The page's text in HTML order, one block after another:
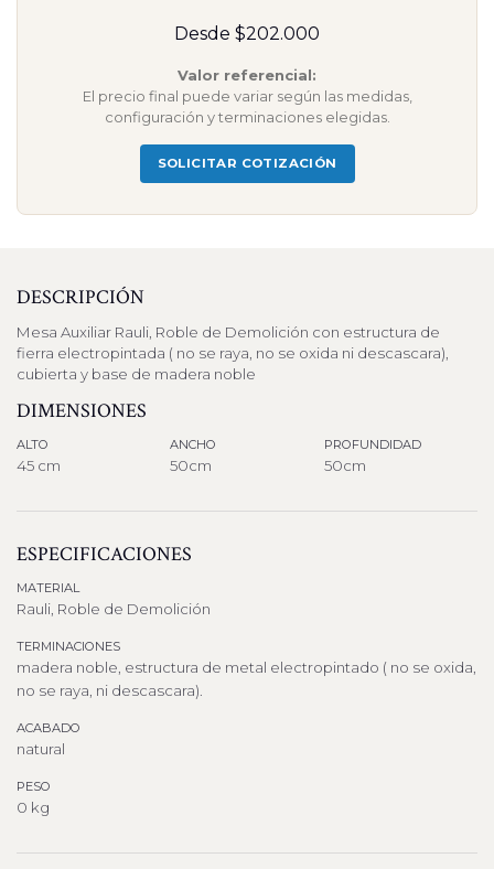
Desde $202.000
Valor referencial:
El precio final puede variar según las medidas,
configuración y terminaciones elegidas.
SOLICITAR COTIZACIÓN
DESCRIPCIÓN
Mesa Auxiliar Rauli, Roble de Demolición con estructura de
fierra electropintada ( no se raya, no se oxida ni descascara),
cubierta y base de madera noble
DIMENSIONES
ALTO
45 cm
ANCHO
50cm
PROFUNDIDAD
50cm
ESPECIFICACIONES
MATERIAL
Rauli, Roble de Demolición
TERMINACIONES
madera noble, estructura de metal electropintado ( no se oxida,
no se raya, ni descascara).
ACABADO
natural
PESO
0 kg